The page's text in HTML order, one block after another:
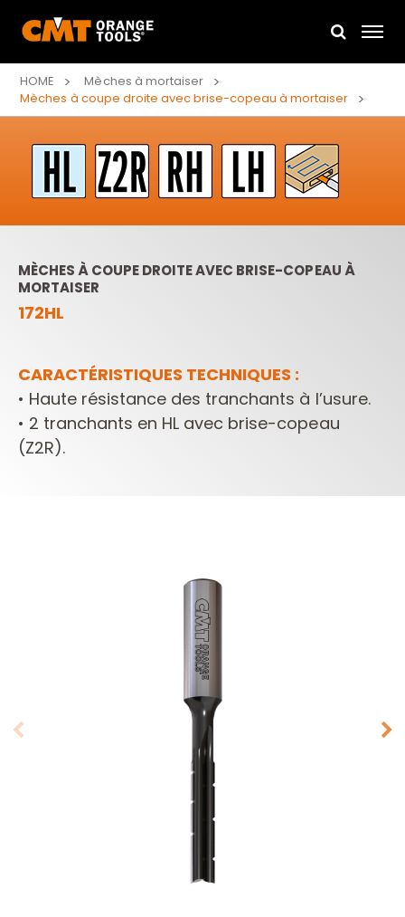
HOME
Mèches à mortaiser
Mèches à coupe droite avec brise-copeau à mortaiser
MÈCHES À COUPE DROITE AVEC BRISE-COPEAU À
MORTAISER
172HL
CARACTÉRISTIQUES TECHNIQUES :
• Haute résistance des tranchants à l’usure.
• 2 tranchants en HL avec brise-copeau
(Z2R).